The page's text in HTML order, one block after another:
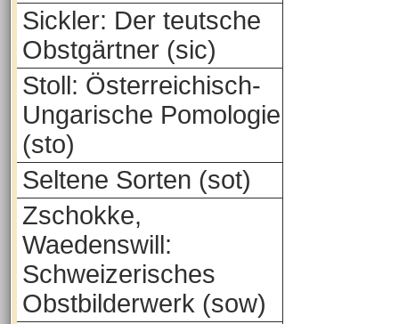
Sickler: Der teutsche
Obstgärtner (sic)
Stoll: Österreichisch-
Ungarische Pomologie
(sto)
Seltene Sorten (sot)
Zschokke,
Waedenswill:
Schweizerisches
Obstbilderwerk (sow)